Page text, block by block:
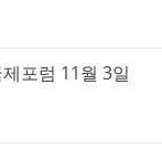
포럼 11월 3일